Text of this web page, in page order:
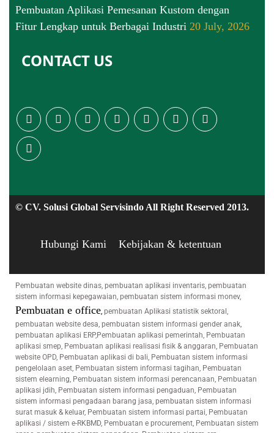
Pembuatan Aplikasi Pemesanan Kustom dengan
Fitur Lengkap untuk Berbagai Industri 20 July, 2026
CONTACT US
© CV. Solusi Global Servisindo All Right Reserved 2013.
Hubungi Kami Kebijakan & ketentuan
Pembuatan website dinas, pembuatan aplikasi inventaris, pembuatan
sistem informasi kepegawaian, pembuatan sistem informasi monev,
Pembuatan e office pembuatan Aplikasi statistik sektoral,
pembuatan website desa, pembuatan sistem informasi gender anak,
pembuatan aplikasi ERP,Pembuatan aplikasi pemerintah, Pembuatan
aplikasi smep, Pembuatan aplikasi realisasi fisik & anggaran, Pembuatan
website OPD, Pembuatan aplikasi di bali, Pembuatan sistem informasi
pengelolaan aset, Pembuatan sistem informasi tagihan, Pembuatan
sistem elearning, Pembuatan sistem informasi perencanaan, Pembuatan
aplikasi jdih, Pembuatan sistem informasi pengaduan, Pembuatan
sistem informasi pengadaan barang jasa, pembuatan sistem informasi
surat masuk & keluar, Pembuatan sistem informasi partai, Pembuatan
aplikasi / sistem e-RKBMD, Pembuatan e procurement, Pembuatan sistem